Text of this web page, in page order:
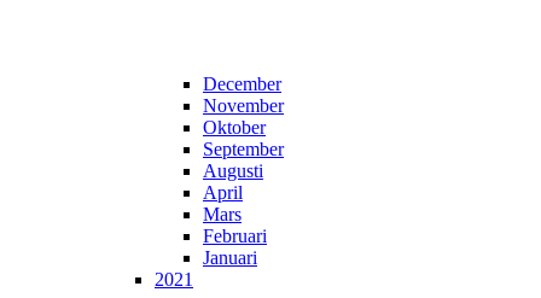
December
November
Oktober
September
Augusti
April
Mars
Februari
Januari
2021